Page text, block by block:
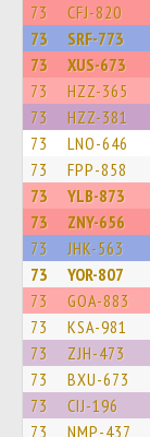
73 CFJ-820
73 SRF-773
73 XUS-673
73 HZZ-365
73 HZZ-381
73 LNO-646
73 FPP-858
73 YLB-873
73 ZNY-656
73 JHK-563
73 YOR-807
73 GOA-883
73 KSA-981
73 ZJH-473
73 BXU-673
73 CIJ-196
73 NMP-437